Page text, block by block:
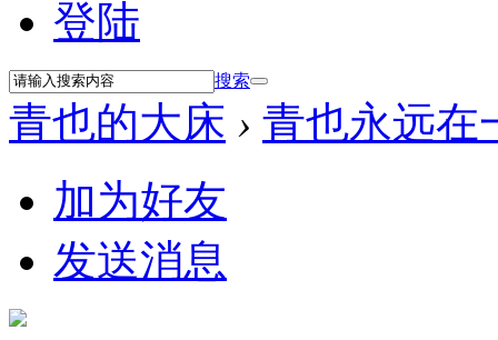
登陆
搜索
青也的大床 › 青也永远在
加为好友
发送消息